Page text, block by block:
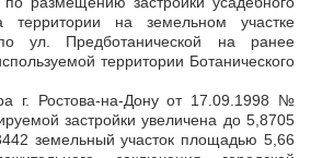
территории на земельном участке
ул. Предботанической на ранее
территории Ботанического
г. Ростова-на-Дону от 17.09.1998 №
застройки увеличена до 5,8705
земельный участок площадью 5,66